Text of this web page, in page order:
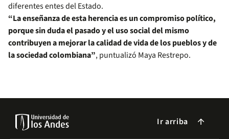
diferentes entes del Estado.
“La enseñanza de esta herencia es un compromiso político,
porque sin duda el pasado y el uso social del mismo
contribuyen a mejorar la calidad de vida de los pueblos y de
la sociedad colombiana”, puntualizó Maya Restrepo.
Ir arriba arrow_forward